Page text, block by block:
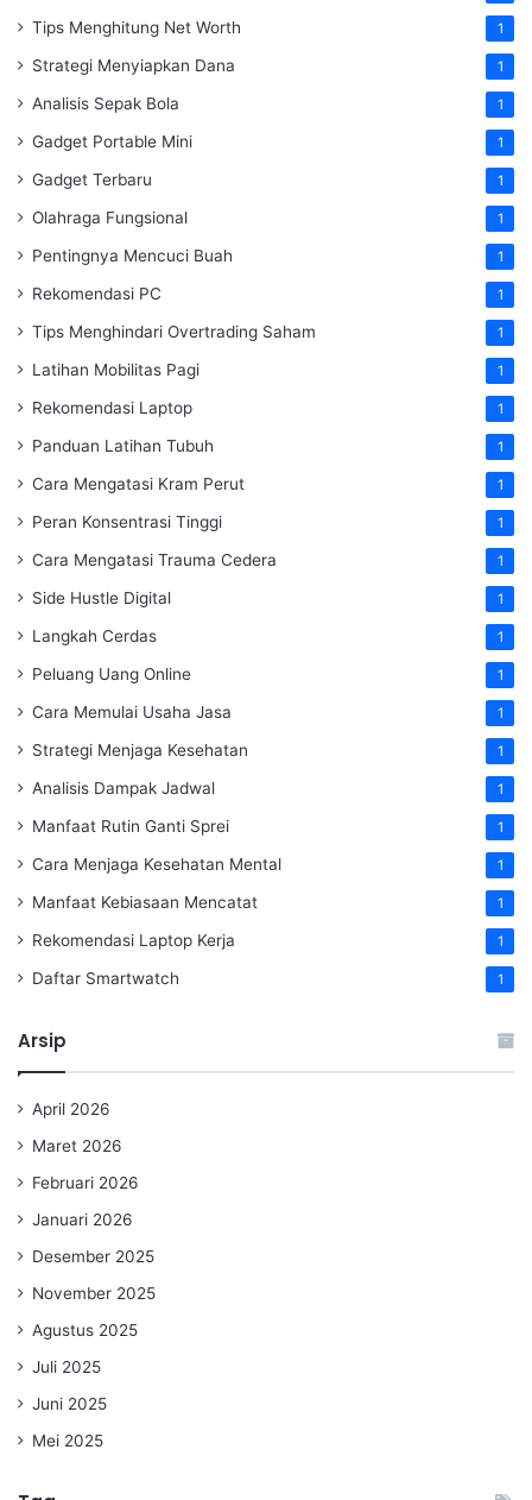
Tips Menghitung Net Worth 1
Strategi Menyiapkan Dana 1
Analisis Sepak Bola 1
Gadget Portable Mini 1
Gadget Terbaru 1
Olahraga Fungsional 1
Pentingnya Mencuci Buah 1
Rekomendasi PC 1
Tips Menghindari Overtrading Saham 1
Latihan Mobilitas Pagi 1
Rekomendasi Laptop 1
Panduan Latihan Tubuh 1
Cara Mengatasi Kram Perut 1
Peran Konsentrasi Tinggi 1
Cara Mengatasi Trauma Cedera 1
Side Hustle Digital 1
Langkah Cerdas 1
Peluang Uang Online 1
Cara Memulai Usaha Jasa 1
Strategi Menjaga Kesehatan 1
Analisis Dampak Jadwal 1
Manfaat Rutin Ganti Sprei 1
Cara Menjaga Kesehatan Mental 1
Manfaat Kebiasaan Mencatat 1
Rekomendasi Laptop Kerja 1
Daftar Smartwatch 1
Arsip
April 2026
Maret 2026
Februari 2026
Januari 2026
Desember 2025
November 2025
Agustus 2025
Juli 2025
Juni 2025
Mei 2025